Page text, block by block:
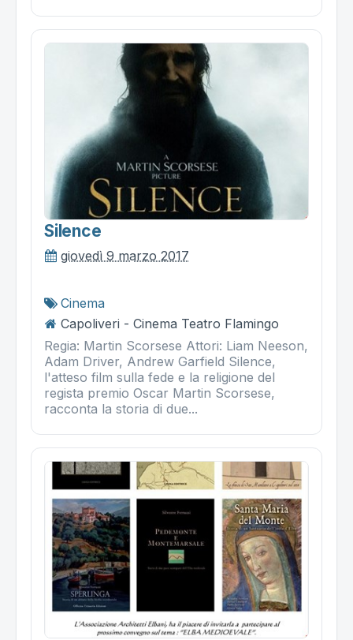
Silence
giovedì 9 marzo 2017
Cinema
Capoliveri - Cinema Teatro Flamingo
Regia: Martin Scorsese Attori: Liam Neeson,
Adam Driver, Andrew Garfield Silence,
l'atteso film sulla fede e la religione del
regista premio Oscar Martin Scorsese,
racconta la storia di due...